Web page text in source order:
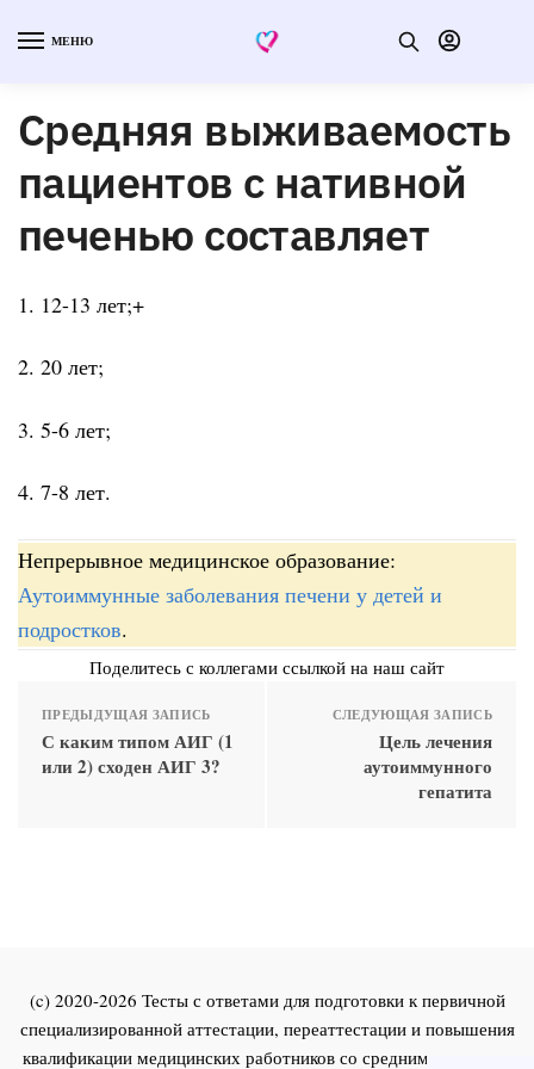
МЕНЮ
Средняя выживаемость
пациентов с нативной
печенью составляет
1. 12-13 лет;+
2. 20 лет;
3. 5-6 лет;
4. 7-8 лет.
Непрерывное медицинское образование:
Аутоиммунные заболевания печени у детей и
подростков.
Поделитесь с коллегами ссылкой на наш сайт
ПРЕДЫДУЩАЯ ЗАПИСЬ
С каким типом АИГ (1
или 2) сходен АИГ 3?
СЛЕДУЮЩАЯ ЗАПИСЬ
Цель лечения
аутоиммунного
гепатита
(c) 2020-2026 Тесты с ответами для подготовки к первичной
специализированной аттестации, переаттестации и повышения
квалификации медицинских работников со средним и высшим